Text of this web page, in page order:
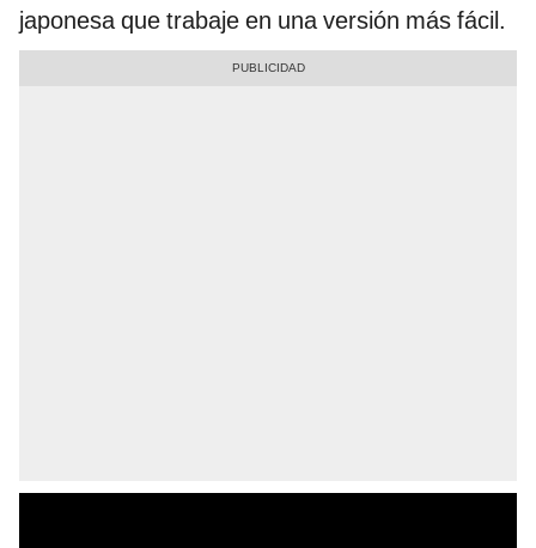
japonesa que trabaje en una versión más fácil.